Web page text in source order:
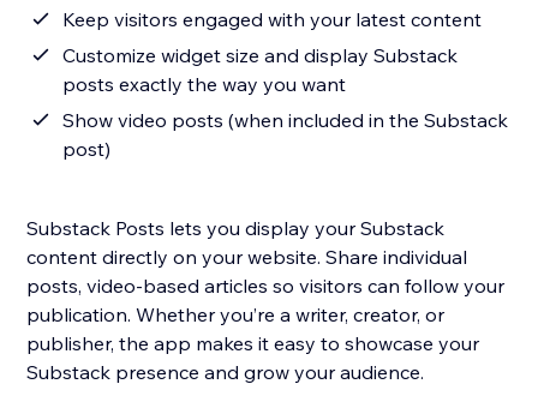
Keep visitors engaged with your latest content
Customize widget size and display Substack
posts exactly the way you want
Show video posts (when included in the Substack
post)
Substack Posts lets you display your Substack
content directly on your website. Share individual
posts, video-based articles so visitors can follow your
publication. Whether you’re a writer, creator, or
publisher, the app makes it easy to showcase your
Substack presence and grow your audience.